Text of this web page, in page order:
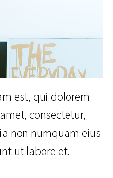
est, qui dolorem
consectetur,
non numquam eius
ut labore et.